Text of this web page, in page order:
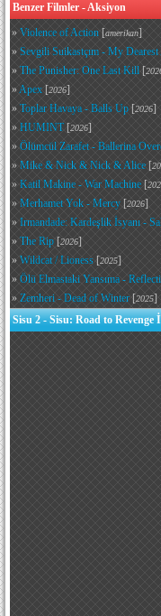
Benzer Filmler - Aksiyon
» Violence of Action [amerikan]
» Sevgili Suikastçım - My Dearest
» The Punisher: One Last Kill [
»Apex [2026]
» Toplar Havaya - Balls Up [2026]
» HUMINT[2026]
» Ölümcül Zarafet - Ballerina
» Mike & Nick & Nick & Alice [
» Katil Makine - War Machine [
» Merhamet Yok - Mercy [2026]
» Irmandade: Kardeşlik İsyanı -
» The Rip [2026]
» Wildcat / Lioness [2025]
» Ölü Elmastaki Yansıma -
» Zemheri - Dead of Winter [2025]
Sisu 2 - Sisu: Road to Revenge